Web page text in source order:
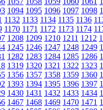
1094 1095 1096 1097 1098
1132 1133 1134 1135 1136
1170 1171 1172 1173 1174
1208 1209 1210 1211 1212
1245 1246 1247 1248 1249
1282 1283 1284 1285 1286
1319 1320 1321 1322 1323
1356 1357 1358 1359 1360
1393 1394 1395 1396 1397
1430 1431 1432 1433 1434
1467 1468 1469 1470 1471